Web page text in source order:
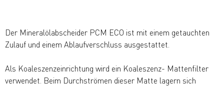
Der Mineralölabscheider PCM ECO ist mit einem getauchten
Zulauf und einem Ablaufverschluss ausgestattet.
Als Koaleszenzeinrichtung wird ein Koaleszenz- Mattenfilter
verwendet. Beim Durchströmen dieser Matte lagern sich